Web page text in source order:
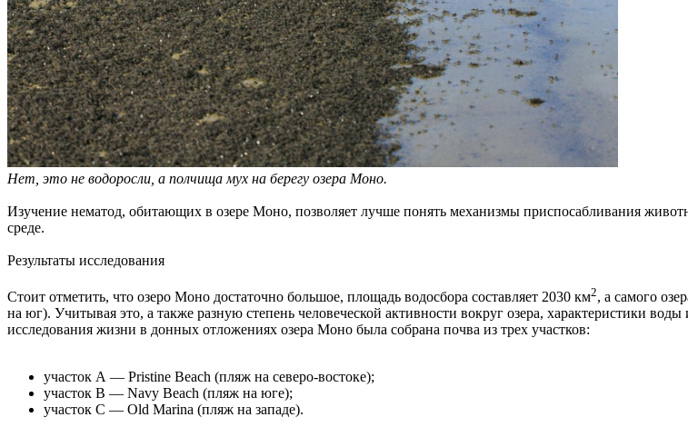
Нет, это не водоросли, а полчища мух на берегу озера Моно.
Изучение нематод, обитающих в озере Моно, позволяет лучше понять механизмы приспосабливания
среде.
Результаты исследования
Стоит отметить, что озеро Моно достаточно большое, площадь водосбора составляет 2030 км2, а самого
на юг). Учитывая это, а также разную степень человеческой активности вокруг озера, характеристики
исследования жизни в донных отложениях озера Моно была собрана почва из трех участков:
участок А — Pristine Beach (пляж на северо-востоке);
участок В — Navy Beach (пляж на юге);
участок С — Old Marina (пляж на западе).